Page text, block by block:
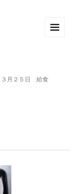
３月２５日 給食